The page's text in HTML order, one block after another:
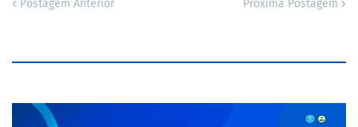
Postagem Anterior Próxima Postagem